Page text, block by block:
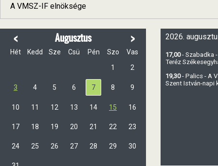
A VMSZ-IF elnöksége
< Augusztus >
Hét Kedd Sze Csü Pén Szo
Vas
1
2
3 4 5 6 7 8 9
10 11 12 13 14 15 16
17 18 19 20 21 22 23
24 25 26 27 28 29 30
2026.
17,00- Szabadka
Teréz
19,30- Palics - A
Szent István-napi